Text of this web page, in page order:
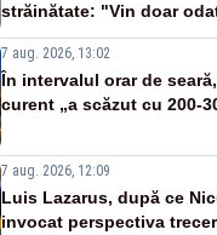
străinătate: "Vin doar
7 aug. 2026, 13:02
În intervalul orar de
curent „a scăzut cu 200-
7 aug. 2026, 12:09
Luis Lazarus, după ce
invocat perspectiva